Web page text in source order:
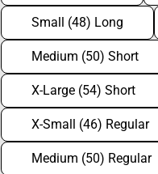
Small (48) Long
Medium (50) Short
X-Large (54) Short
X-Small (46) Regular
Medium (50) Regular